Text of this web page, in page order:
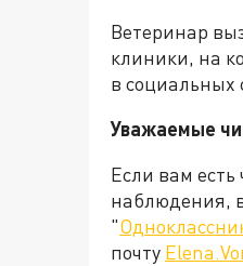
Ветеринар
клиники, на
в социальных
Уважаемые
Если вам
наблюдения,
"
почту